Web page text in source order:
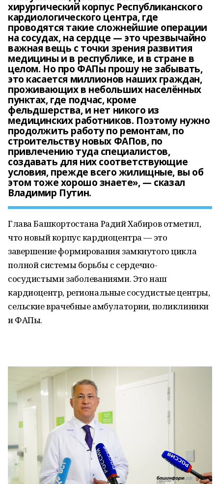
хирургический корпус Республиканского
кардиологического центра, где
проводятся такие сложнейшие операции
на сосудах, на сердце — это чрезвычайно
важная вещь с точки зрения развития
медицины и в республике, и в стране в
целом. Но про ФАПы прошу не забывать,
это касается миллионов наших граждан,
проживающих в небольших населённых
пунктах, где подчас, кроме
фельдшерства, и нет никого из
медицинских работников. Поэтому нужно
продолжить работу по ремонтам, по
строительству новых ФАПов, по
привлечению туда специалистов,
создавать для них соответствующие
условия, прежде всего жилищные, вы об
этом тоже хорошо знаете», — сказал
Владимир Путин.
Глава Башкортостана Радий Хабиров отметил,
что новый корпус кардиоцентра — это
завершение формирования замкнутого цикла
полной системы борьбы с сердечно-
сосудистыми заболеваниями. Это наш
кардиоцентр, региональные сосудистые центры,
сельские врачебные амбулатории, поликлиники
и ФАПы.